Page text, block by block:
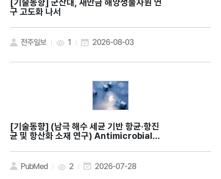
[기술동향]
구 고도화 나서
전주일보 1 2026-08-03
[기술동향]
균 및 항산화 소재 연구) Antimicrobial a
obacterium phyllosphaerae KS504
39 isolated from Antarctic seawat
er
PubMed 2 2026-07-28